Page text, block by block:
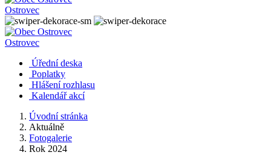
Ostrovec
Ostrovec
Úřední deska
Poplatky
Hlášení rozhlasu
Kalendář akcí
Úvodní stránka
Aktuálně
Fotogalerie
Rok 2024